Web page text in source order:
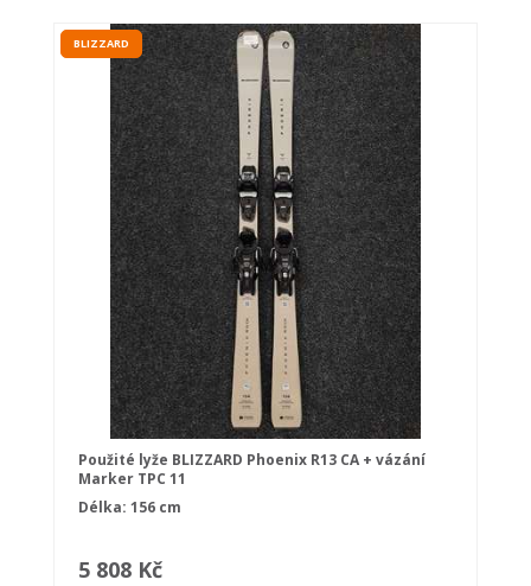
BLIZZARD
Použité lyže BLIZZARD Phoenix R13 CA + vázání
Marker TPC 11
Délka: 156 cm
5 808 Kč